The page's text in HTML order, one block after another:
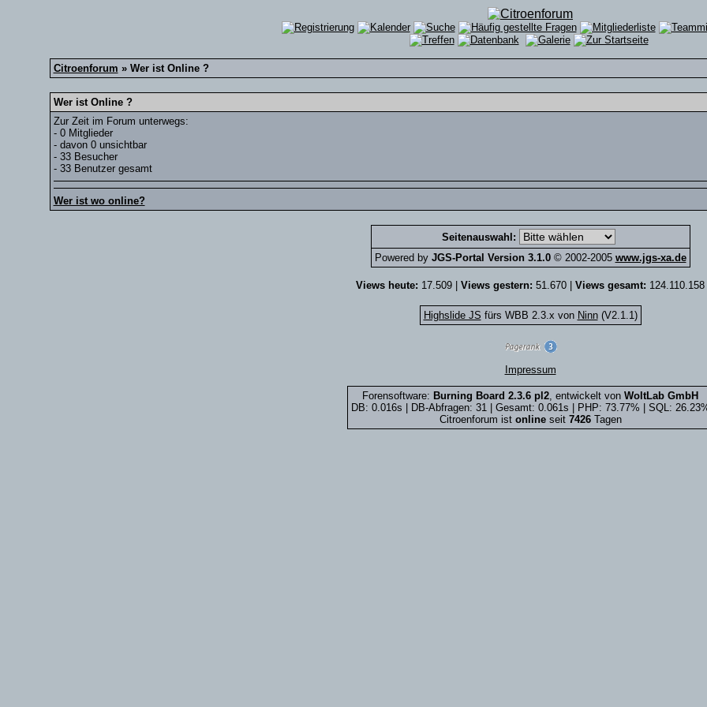
Citroenforum » Wer ist Online ?
Wer ist Online ?
Zur Zeit im Forum unterwegs:
- 0 Mitglieder
- davon 0 unsichtbar
- 33 Besucher
- 33 Benutzer gesamt
Wer ist wo online?
Seitenauswahl:
Powered by JGS-Portal Version 3.1.0© 2002-2005 www.jgs-xa.de
Views heute: 17.509 | Views gestern: 51.670 | Views gesamt: 124.110.158
Highslide JS fürs WBB 2.3.x von Ninn(V2.1.1)
Impressum
Forensoftware: Burning Board 2.3.6 pl2, entwickelt von WoltLab GmbH
DB: 0.016s | DB-Abfragen: 31 | Gesamt: 0.061s | PHP: 73.77% | SQL:
Citroenforum ist onlineseit 7426Tagen